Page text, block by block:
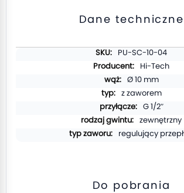
Dane techniczne
PU-SC-10-04
Hi-Tech
Ø 10 mm
z zaworem
G 1/2″
zewnętrzny
regulujący
Do pobrania